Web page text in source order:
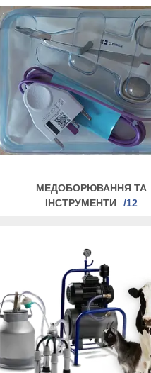
МЕДОБОРЮВАННЯ ТА
ІНСТРУМЕНТИ
12